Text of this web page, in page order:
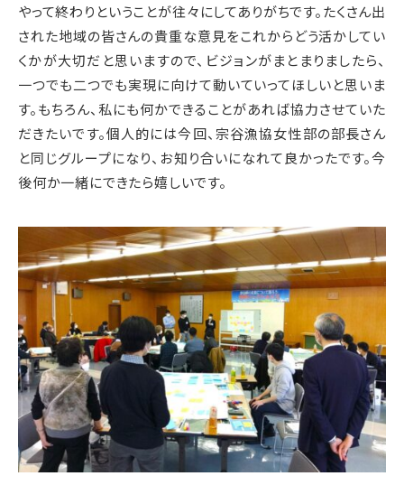
やって終わりということが往々にしてありがちです。たくさん出
された地域の皆さんの貴重な意見をこれからどう活かしてい
くかが大切だと思いますので、ビジョンがまとまりましたら、
一つでも二つでも実現に向けて動いていってほしいと思いま
す。もちろん、私にも何かできることがあれば協力させていた
だきたいです。個人的には今回、宗谷漁協女性部の部長さん
と同じグループになり、お知り合いになれて良かったです。今
後何か一緒にできたら嬉しいです。